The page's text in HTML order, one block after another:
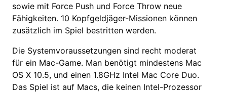
sowie mit Force Push und Force Throw neue
Fähigkeiten. 10 Kopfgeldjäger-Missionen können
zusätzlich im Spiel bestritten werden.
Die Systemvoraussetzungen sind recht moderat
für ein Mac-Game. Man benötigt mindestens Mac
OS X 10.5, und einen 1.8GHz Intel Mac Core Duo.
Das Spiel ist auf Macs, die keinen Intel-Prozessor